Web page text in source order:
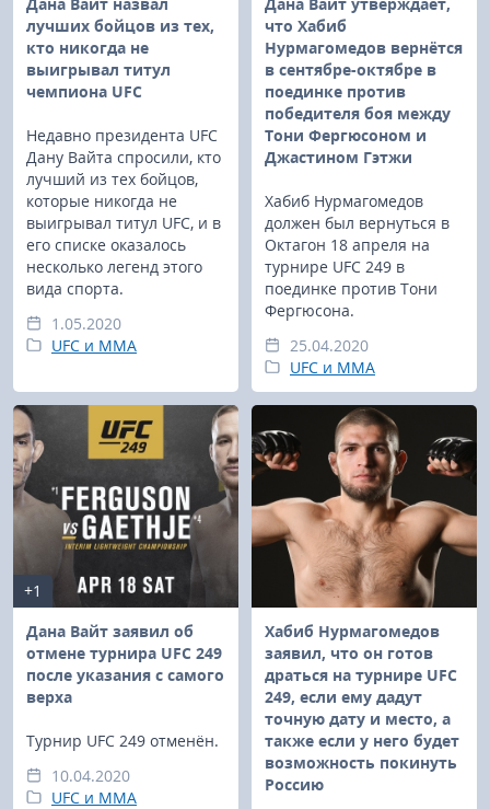
лучших бойцов из тех,
кто никогда не
выигрывал титул
чемпиона UFC
Недавно президента UFC
Дану Вайта спросили, кто
лучший из тех бойцов,
которые никогда не
выигрывал титул UFC, и в
его списке оказалось
несколько легенд этого
вида спорта.
1.05.2020
UFC и MMA
что Хабиб
Нурмагомедов вернётся
в сентябре-октябре в
поединке против
победителя боя между
Тони Фергюсоном и
Джастином Гэтжи
Хабиб Нурмагомедов
должен был вернуться в
Октагон 18 апреля на
турнире UFC 249 в
поединке против Тони
Фергюсона.
25.04.2020
UFC и MMA
+1
Дана Вайт заявил об
отмене турнира UFC 249
после указания с самого
верха
Турнир UFC 249 отменён.
10.04.2020
UFC и MMA
Хабиб Нурмагомедов
заявил, что он готов
драться на турнире UFC
249, если ему дадут
точную дату и место, а
также если у него будет
возможность покинуть
Россию